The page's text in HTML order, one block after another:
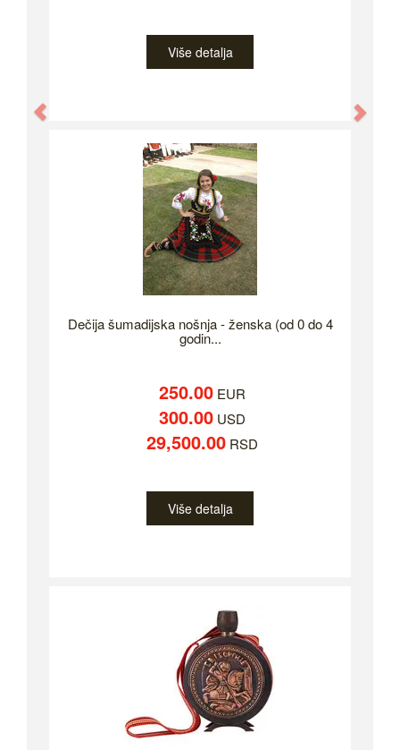
Više detalja
Dečija šumadijska nošnja - ženska (od 0 do 4
godin...
250.00 EUR
300.00 USD
29,500.00 RSD
Više detalja